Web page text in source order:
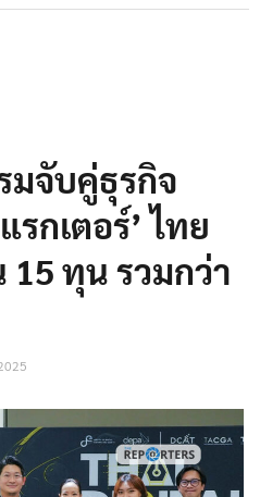
มจับคู่ธุรกิจ
รกเตอร์’ ไทย
ทุน รวมกว่า